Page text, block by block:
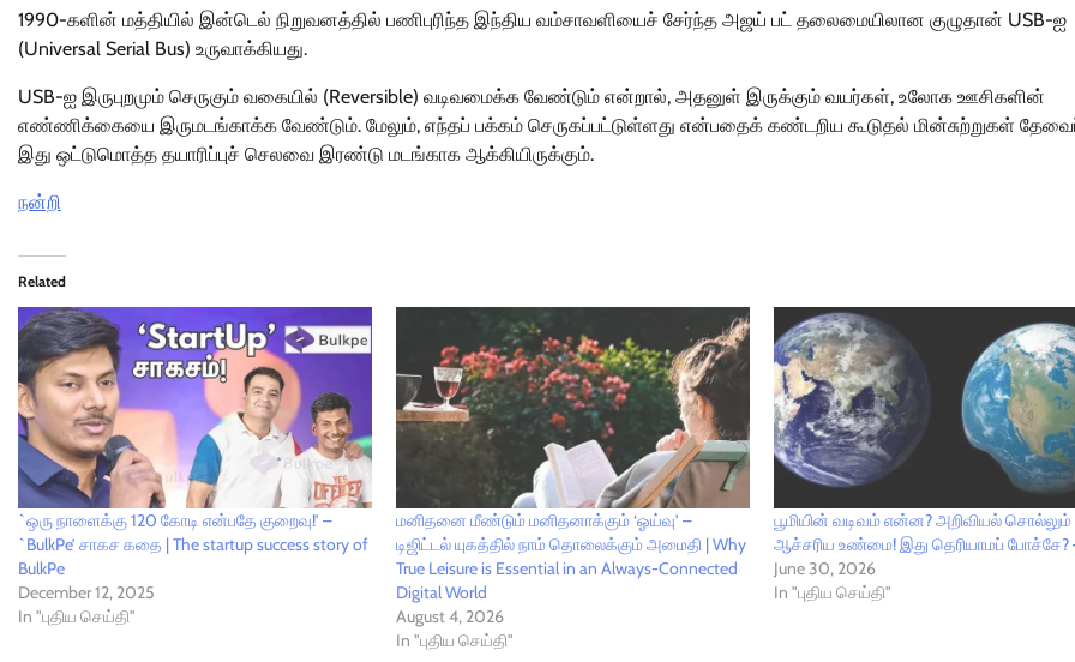
1990-களின் மத்தியில் இன்டெல் நிறுவனத்தில் பணிபுரிந்த இந்திய வம்சாவளியைச் சேர்ந்த அஜய் பட் தலைமையிலான குழுதான் USB-ஐ
(Universal Serial Bus) உருவாக்கியது.
USB-ஐ இருபுறமும் செருகும் வகையில் (Reversible) வடிவமைக்க வேண்டும் என்றால், அதனுள் இருக்கும் வயர்கள், உலோக ஊசிகளின்
எண்ணிக்கையை இருமடங்காக்க வேண்டும். மேலும், எந்தப் பக்கம் செருகப்பட்டுள்ளது என்பதைக் கண்டறிய கூடுதல் மின்சுற்றுகள்
இது ஒட்டுமொத்த தயாரிப்புச் செலவை இரண்டு மடங்காக ஆக்கியிருக்கும்.
நன்றி
Related
`ஒரு நாளைக்கு 120 கோடி என்பதே குறைவு!’ –
`BulkPe’ சாகச கதை | The startup success story of
BulkPe
December 12, 2025
In "புதிய செய்தி"
மனிதனை மீண்டும் மனிதனாக்கும் ‘ஓய்வு’ –
டிஜிட்டல் யுகத்தில் நாம் தொலைக்கும் அமைதி | Why
True Leisure is Essential in an Always-Connected
Digital World
August 4, 2026
In "புதிய செய்தி"
பூமியின் வடிவம் என்ன? அறிவியல் சொல்லும்
ஆச்சரிய உண்மை! இது தெரியாமப் போச்சே?
June 30, 2026
In "புதிய செய்தி"